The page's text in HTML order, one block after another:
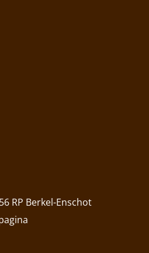
RP Berkel-Enschot